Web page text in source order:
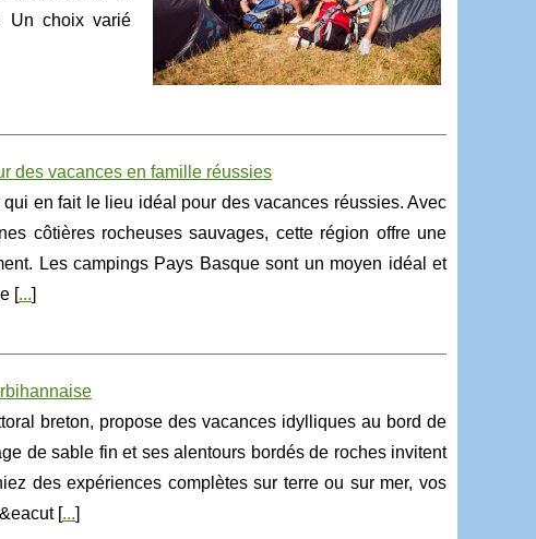
Un choix varié
des vacances en famille réussies
en fait le lieu idéal pour des vacances réussies. Avec
côtières rocheuses sauvages, cette région offre une
Les campings Pays Basque sont un moyen idéal et
[...]
breton, propose des vacances idylliques au bord de
de sable fin et ses alentours bordés de roches invitent
des expériences complètes sur terre ou sur mer, vos
[...]